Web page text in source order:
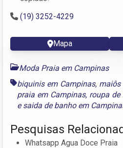
(19) 3252-4229
Mapa
Moda Praia em Campinas
biquinis em Campinas, maiôs
praia em Campinas, roupa de
esaida de banho em
Pesquisas
Whatsapp Agua Doce Praia